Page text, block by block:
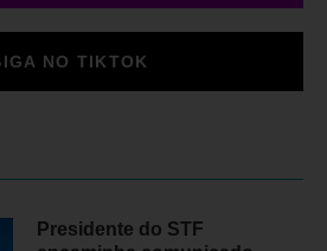
NO TIKTOK
Presidente do STF